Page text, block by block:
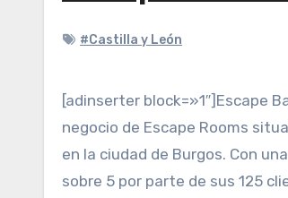
#Castilla y León
[adinserter block=»1″]Escape
negocio de Escape Rooms
en la ciudad de Burgos. Con
sobre 5 por parte de sus 125